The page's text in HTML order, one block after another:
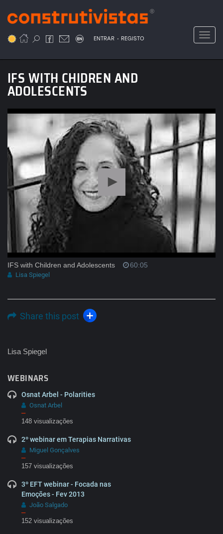
para
conteúdo
ENTRAR . REGISTO
IFS WITH CHIDREN AND
ADOLESCENTS
IFS with Children and Adolescents 60:05
Lisa Spiegel
Share this post
Lisa Spiegel
WEBINARS
Osnat Arbel - Polarities
Osnat Arbel
–
148 visualizações
2º webinar em Terapias Narrativas
Miguel Gonçalves
–
157 visualizações
3º EFT webinar - Focada nas
Emoções - Fev 2013
João Salgado
–
152 visualizações